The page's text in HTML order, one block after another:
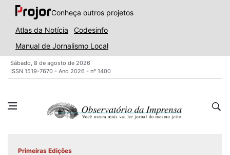
Conheça outros projetos
Atlas da Notícia
Codesinfo
Manual de Jornalismo Local
Sábado, 8 de agosto de 2026
ISSN 1519-7670 - Ano 2026 - nº 1400
Primeiras Edições